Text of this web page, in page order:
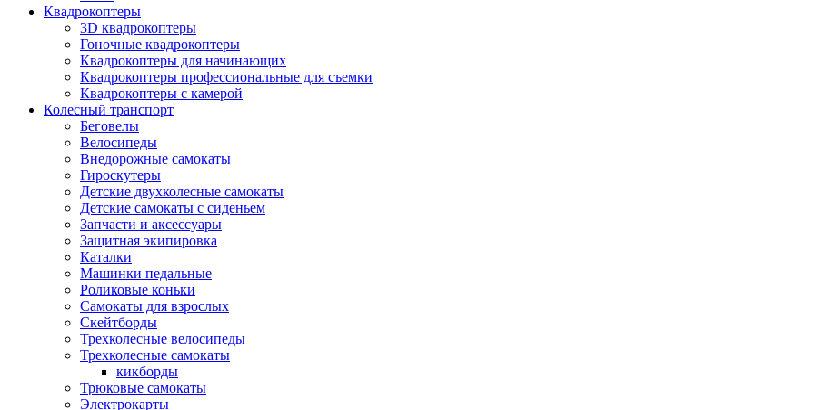
Квадрокоптеры
3D квадрокоптеры
Гоночные квадрокоптеры
Квадрокоптеры для начинающих
Квадрокоптеры профессиональные для съемки
Квадрокоптеры с камерой
Колесный транспорт
Беговелы
Велосипеды
Внедорожные самокаты
Гироскутеры
Детские двухколесные самокаты
Детские самокаты с сиденьем
Запчасти и аксессуары
Защитная экипировка
Каталки
Машинки педальные
Роликовые коньки
Самокаты для взрослых
Скейтборды
Трехколесные велосипеды
Трехколесные самокаты
кикборды
Трюковые самокаты
Электрокарты